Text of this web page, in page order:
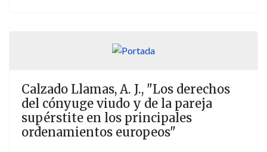
de áreas marinas protegidas. Un segundo bloque
internacional, tanto desde una perspectiva general
como en áreas específicas. Entre ellas, destaca la
regulación de las subvenciones pesqueras a través del
acuerdo regulador de la OMC, que está vigente desde
Calzado Llamas, A. J., "Los derechos
del cónyuge viudo y de la pareja
supérstite en los principales
ordenamientos europeos"